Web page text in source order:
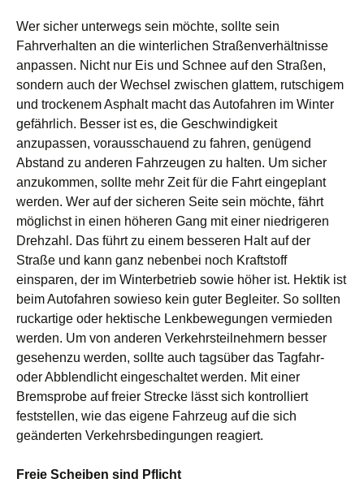
Wer sicher unterwegs sein möchte, sollte sein
Fahrverhalten an die winterlichen Straßenverhältnisse
anpassen. Nicht nur Eis und Schnee auf den Straßen,
sondern auch der Wechsel zwischen glattem, rutschigem
und trockenem Asphalt macht das Autofahren im Winter
gefährlich. Besser ist es, die Geschwindigkeit
anzupassen, vorausschauend zu fahren, genügend
Abstand zu anderen Fahrzeugen zu halten. Um sicher
anzukommen, sollte mehr Zeit für die Fahrt eingeplant
werden. Wer auf der sicheren Seite sein möchte, fährt
möglichst in einen höheren Gang mit einer niedrigeren
Drehzahl. Das führt zu einem besseren Halt auf der
Straße und kann ganz nebenbei noch Kraftstoff
einsparen, der im Winterbetrieb sowie höher ist. Hektik ist
beim Autofahren sowieso kein guter Begleiter. So sollten
ruckartige oder hektische Lenkbewegungen vermieden
werden. Um von anderen Verkehrsteilnehmern besser
gesehenzu werden, sollte auch tagsüber das Tagfahr-
oder Abblendlicht eingeschaltet werden. Mit einer
Bremsprobe auf freier Strecke lässt sich kontrolliert
feststellen, wie das eigene Fahrzeug auf die sich
geänderten Verkehrsbedingungen reagiert.
Freie Scheiben sind Pflicht